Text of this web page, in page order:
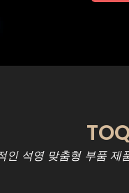
인 석영 맞춤형 부품